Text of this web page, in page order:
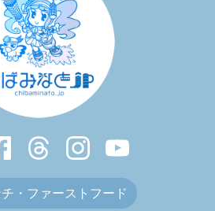
・ファーストフード